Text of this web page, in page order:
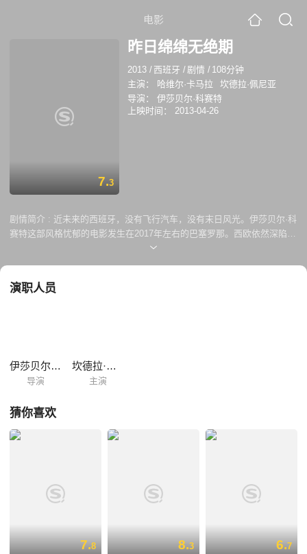
电影
7.3
昨日绵绵无绝期
2013 / 西班牙 /剧情 / 108分钟
主演：
哈维尔·卡马拉
坎德拉·佩尼亚
导演：
伊莎贝尔·科赛特
上映时间：
2013-04-26
剧情简介 : 近未来的西班牙，没有飞行汽车，没有末日风光。伊莎贝尔·科
赛特这部风格忧郁的电影发生在2017年左右的巴塞罗那。西欧依然深陷经
济危机的泥潭，情况持续恶化，社会濒临崩溃边缘。而科赛特的注意力放
要被拆除。他们来到这里，给他们的儿子、也给他们自己作最后的道别。
演职人员
伊莎贝尔·科赛特
导演
坎德拉·佩尼亚
主演
猜你喜欢
7.8 8.3 6.7